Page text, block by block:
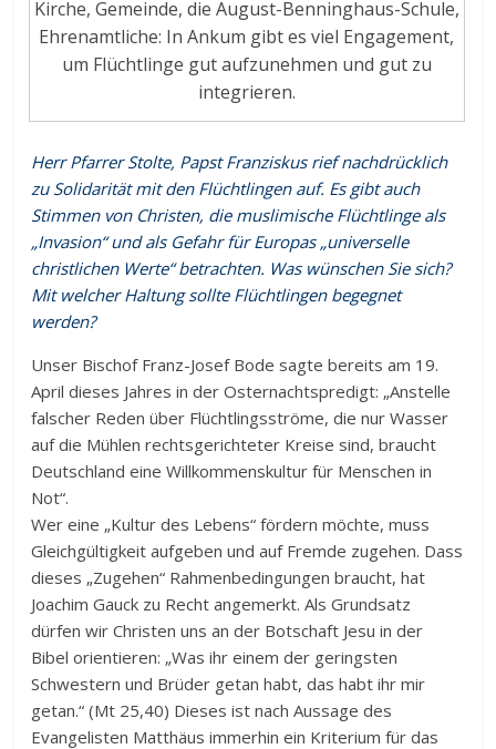
Kirche, Gemeinde, die August-Benninghaus-Schule,
Ehrenamtliche: In Ankum gibt es viel Engagement,
um Flüchtlinge gut aufzunehmen und gut zu
integrieren.
Herr Pfarrer Stolte, Papst Franziskus rief nachdrücklich
zu Solidarität mit den Flüchtlingen auf. Es gibt auch
Stimmen von Christen, die muslimische Flüchtlinge als
„Invasion“ und als Gefahr für Europas „universelle
christlichen Werte“ betrachten. Was wünschen Sie sich?
Mit welcher Haltung sollte Flüchtlingen begegnet
werden?
Unser Bischof Franz-Josef Bode sagte bereits am 19.
April dieses Jahres in der Osternachtspredigt: „Anstelle
falscher Reden über Flüchtlingsströme, die nur Wasser
auf die Mühlen rechtsgerichteter Kreise sind, braucht
Deutschland eine Willkommenskultur für Menschen in
Not“.
Wer eine „Kultur des Lebens“ fördern möchte, muss
Gleichgültigkeit aufgeben und auf Fremde zugehen. Dass
dieses „Zugehen“ Rahmenbedingungen braucht, hat
Joachim Gauck zu Recht angemerkt. Als Grundsatz
dürfen wir Christen uns an der Botschaft Jesu in der
Bibel orientieren: „Was ihr einem der geringsten
Schwestern und Brüder getan habt, das habt ihr mir
getan.“ (Mt 25,40) Dieses ist nach Aussage des
Evangelisten Matthäus immerhin ein Kriterium für das